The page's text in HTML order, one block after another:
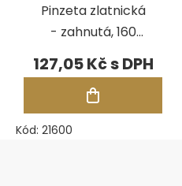
Pinzeta zlatnická
- zahnutá, 160
mm
127,05 Kč
Kód: 21600